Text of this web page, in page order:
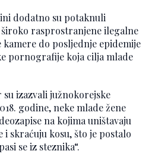
dodatno su potaknuli
rasprostranjene ilegalne
do posljednje epidemije
pornografije koja cilja mlade
izazvali južnokorejske
godine, neke mlade žene
na kojima uništavaju
i skraćuju kosu, što je postalo
se iz steznika“.